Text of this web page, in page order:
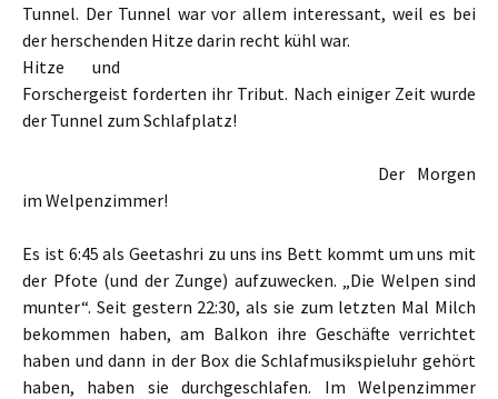
Tunnel. Der Tunnel war vor allem interessant, weil es bei
der herschenden Hitze darin recht kühl war.
Hitze und
Forschergeist forderten ihr Tribut. Nach einiger Zeit wurde
der Tunnel zum Schlafplatz!
Der Morgen
im Welpenzimmer!
Es ist 6:45 als Geetashri zu uns ins Bett kommt um uns mit
der Pfote (und der Zunge) aufzuwecken. „Die Welpen sind
munter“. Seit gestern 22:30, als sie zum letzten Mal Milch
bekommen haben, am Balkon ihre Geschäfte verrichtet
haben und dann in der Box die Schlafmusikspieluhr gehört
haben, haben sie durchgeschlafen. Im Welpenzimmer